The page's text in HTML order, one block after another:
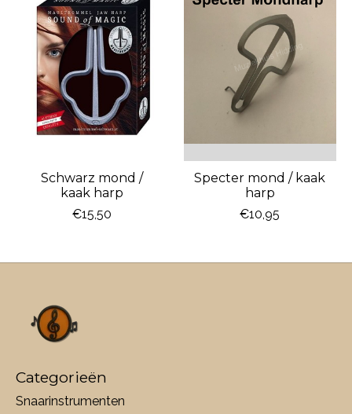
Schwarz mond /
kaak harp
€15,50
Specter mond / kaak
harp
€10,95
Categorieën
Snaarinstrumenten